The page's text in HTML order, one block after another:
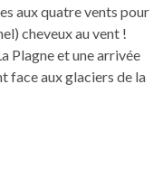
aux quatre vents pour
cheveux au vent !
Plagne et une arrivée
face aux glaciers de la